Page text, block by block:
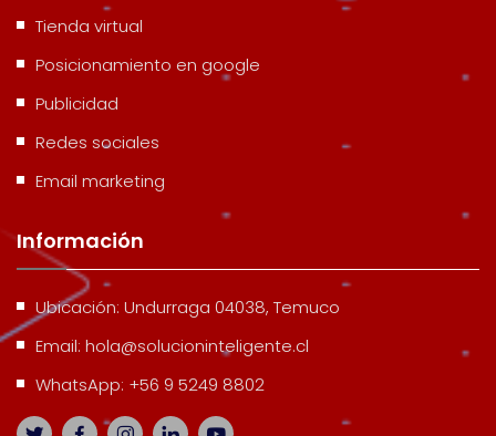
Tienda virtual
Posicionamiento en google
Publicidad
Redes sociales
Email marketing
Información
Ubicación: Undurraga 04038, Temuco
Email: hola@solucioninteligente.cl
WhatsApp: +56 9 5249 8802